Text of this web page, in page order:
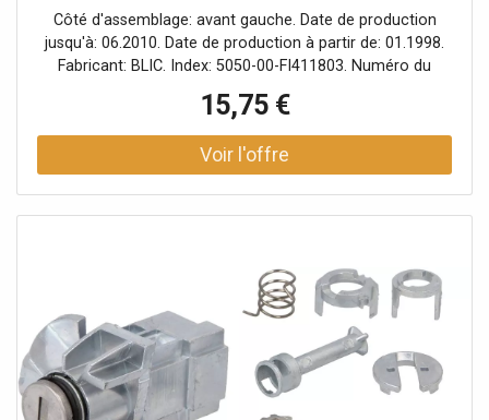
Côté d'assemblage: avant gauche. Date de production
jusqu'à: 06.2010. Date de production à partir de: 01.1998.
Fabricant: BLIC. Index: 5050-00-FI411803. Numéro du
15,75 €